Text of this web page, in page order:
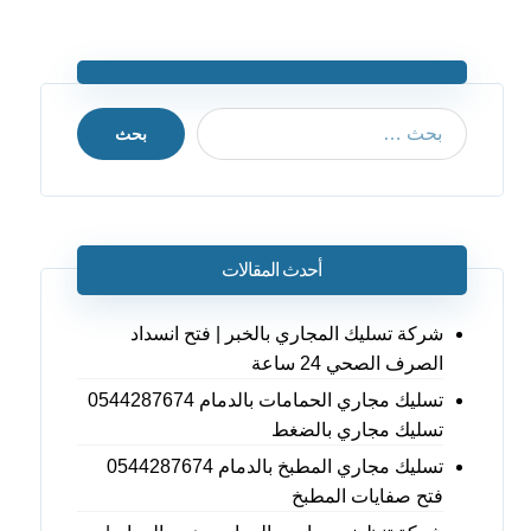
بحث
أحدث المقالات
شركة تسليك المجاري بالخبر | فتح انسداد
الصرف الصحي 24 ساعة
تسليك مجاري الحمامات بالدمام 0544287674
تسليك مجاري بالضغط
تسليك مجاري المطبخ بالدمام 0544287674
فتح صفايات المطبخ